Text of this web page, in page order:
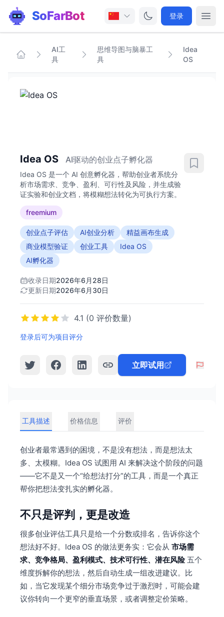
SoFarBot 登录
AI工
具
思维导图与脑暴工
具
Idea
OS
Idea OS AI驱动的创业点子孵化器
Idea OS 是一个 AI 创意孵化器，帮助创业者系统分
析市场需求、竞争、盈利、可行性及风险，并生成验
证实验和创业文档，将模糊想法转化为可执行方案。
freemium
创业点子评估 AI创业分析
精益画布生成
商业模型验证
创业工具
Idea OS
AI孵化器
收录日期2026年6月28日
更新日期2026年6月30日
4.1 (0 评价数量)
登录后可为项目评分
立即试用
工具描述 价格信息 评价
创业者最常遇到的困境，不是没有想法，而是想法太
多、太模糊。Idea OS 试图用 AI 来解决这个阶段的问题
——它不是又一个“给想法打分”的工具，而是一个真正
帮你把想法变扎实的孵化器。
不只是评判，更是改造
很多创业评估工具只是给一个分数或排名，告诉你这个
想法好不好。Idea OS 的做法更务实：它会从 市场需
求、竞争格局、盈利模式、技术可行性、潜在风险五个
维度拆解你的想法，然后自动生成一组改进建议。比
如，当它发现某个细分市场竞争过于激烈时，可能会建
议你转向一个更窄的垂直场景，或者调整定价策略。